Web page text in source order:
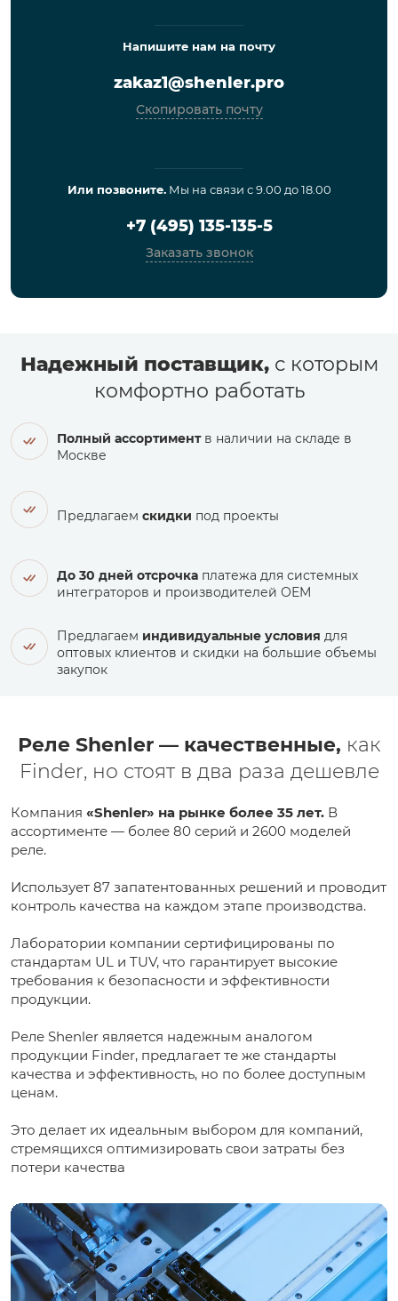
Напишите нам на почту
zakaz1@shenler.pro
Скопировать почту
Или позвоните.Мы на связи с 9.00 до 18.00
+7 (495) 135-135-5
Заказать звонок
Надежный поставщик,с которым
комфортно работать
Полный ассортиментв наличии на складе в
Москве
Предлагаем скидки под проекты
До 30 дней отсрочка платежа для системных
интеграторов и производителей ОЕМ
Предлагаем индивидуальные условия для
оптовых клиентов и скидки на большие объемы
закупок
Реле Shenler — качественные, как
Finder, но стоят в два раза дешевле
Компания «Shenler» на рынке более 35 лет. В
ассортименте — более 80 серий и 2600 моделей
реле.
Использует 87 запатентованных решений и проводит
контроль качества на каждом этапе производства.
Лаборатории компании сертифицированы по
стандартам UL и TUV, что гарантирует высокие
требования к безопасности и эффективности
продукции.
Реле Shenler является надежным аналогом
продукции Finder, предлагает те же стандарты
качества и эффективность, но по более доступным
ценам.
Это делает их идеальным выбором для компаний,
стремящихся оптимизировать свои затраты без
потери качества